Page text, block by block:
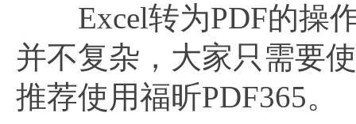
Excel转为PDF的操
并不复杂，大家只需要
推荐使用福昕PDF365。